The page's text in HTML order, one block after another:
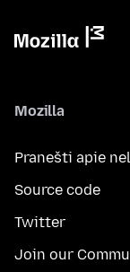
Mozilla
Pranešti apie
Source code
Twitter
Join our